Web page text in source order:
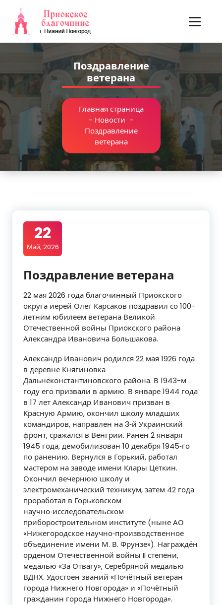
содержимому
Поздравление
ветерана
Главная страница
- Новости -
Поздравление
ветерана
22
Май, 2026
Поздравление ветерана
22 мая 2026 года благочинный Приокского
округа иерей Олег Карсаков поздравил со 100-
летним юбилеем ветерана Великой
Отечественной войны Приокского района
Александра Ивановича Большакова.
Александр Иванович родился 22 мая 1926 года
в деревне Княгиновка
Дальнеконстантиновского района. В 1943-м
году его призвали в армию. В январе 1944 года
в 17 лет Александр Иванович призван в
Красную Армию, окончил школу младших
командиров, направлен на 3‑й Украинский
фронт, сражался в Венгрии. Ранен 2 января
1945 года, демобилизован 10 декабря 1945‑го
по ранению. Вернулся в Горький, работал
мастером на заводе имени Клары Цеткин.
Окончил вечернюю школу и
электромеханический техникум, затем 42 года
проработал в Горьковском
научно‑исследовательском
приборостроительном институте (ныне АО
«Нижегородское научно‑производственное
объединение имени М. В. Фрунзе»). Награждён
орденом Отечественной войны II степени,
медалью «За Отвагу», Серебряной медалью
ВДНХ. Удостоен званий «Почётный ветеран
города Нижнего Новгорода» и «Почётный
гражданин города Нижнего Новгорода».